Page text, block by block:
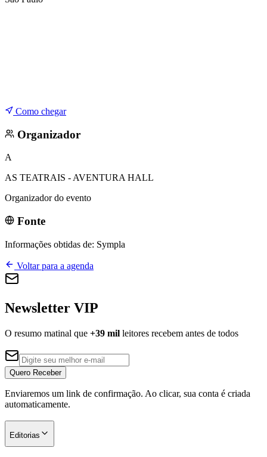
Palmeiras
Como chegar
Organizador
A
AS TEATRAIS - AVENTURA HALL
Organizador do evento
Fonte
Informações obtidas de: Sympla
Voltar para a agenda
Newsletter VIP
O resumo matinal que +39 mil leitores recebem antes de todos
Quero Receber
Enviaremos um link de confirmação. Ao clicar, sua conta é criada
automaticamente.
Editorias